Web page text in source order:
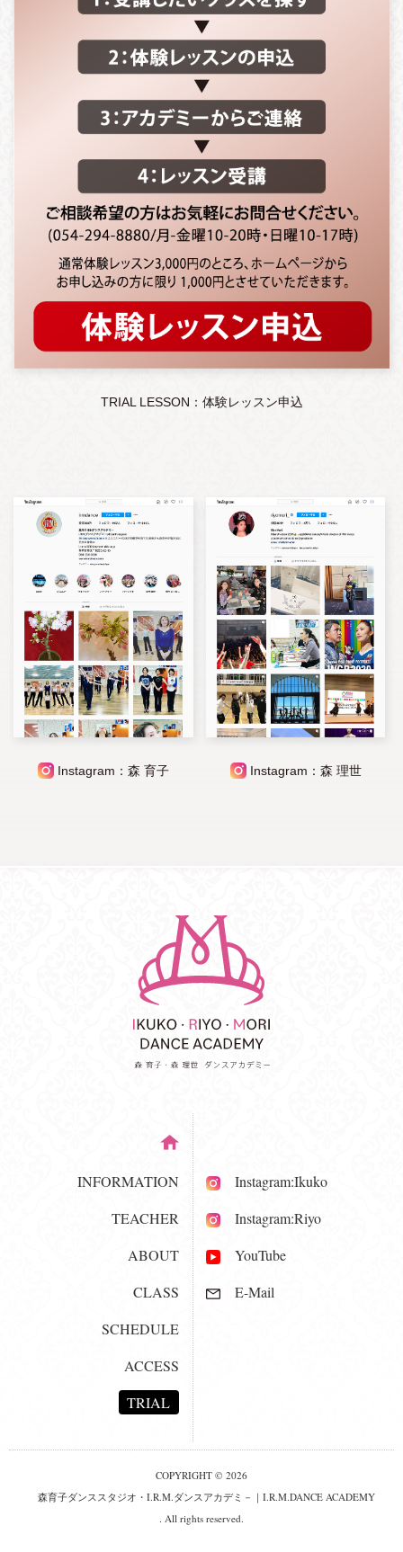
TRIAL LESSON：体験レッスン申込
Instagram：森 育子 Instagram：森 理世
INFORMATION
TEACHER
ABOUT
CLASS
SCHEDULE
ACCESS
TRIAL
Instagram:Ikuko
Instagram:Riyo
YouTube
E-Mail
COPYRIGHT © 2026
森育子ダンススタジオ・I.R.M.ダンスアカデミ－｜I.R.M.DANCE ACADEMY
. All rights reserved.